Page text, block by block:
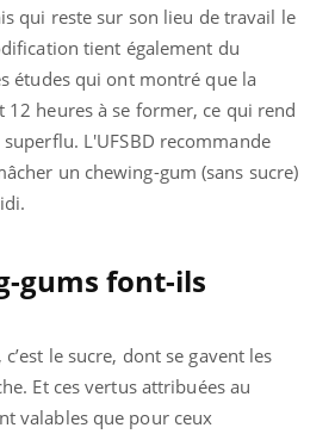
qui reste sur son lieu de travail le
tient également du
études qui ont montré que la
12 heures à se former, ce qui rend
L'UFSBD recommande
un chewing-gum (sans sucre)
gums font-ils
c’est le sucre, dont se gavent les
Et ces vertus attribuées au
valables que pour ceux